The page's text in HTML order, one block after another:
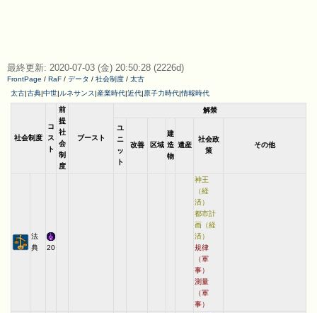
最終更新: 2020-07-03 (金) 20:50:28 (2226d)
FrontPage / RaF / データ / 社会制度 / 太古
太古|古典|中世|ルネサンス|産業時代|近代|原子力時代|情報時代
社会制度
コ
ス
ト
前
提
社
会
制
度
ブースト
解禁
ユ
ニ
ッ
ト
改善 区域
建
造
物
遺産
社会政
策
その他
法
典
20
神王
（経
済）
都市計
画（経
済）
規律
（軍
事）
測量
（軍
事）